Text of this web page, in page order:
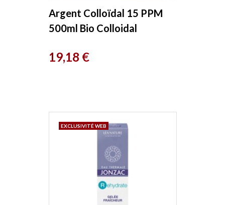
Argent Colloïdal 15 PPM
500ml Bio Colloidal
Prix
19,18 €
EXCLUSIVITÉ WEB